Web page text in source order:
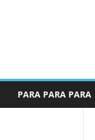
PARA PARA PARA